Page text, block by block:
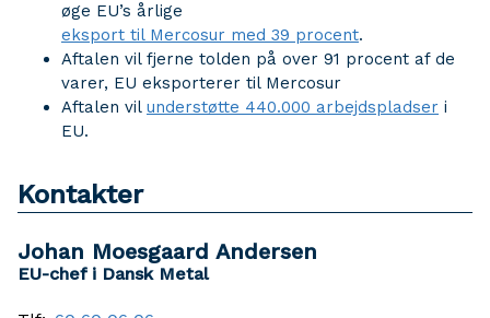
øge EU’s årlige
eksport til Mercosur med 39 procent.
Aftalen vil fjerne tolden på over 91 procent af de
varer, EU eksporterer til Mercosur
Aftalen vil understøtte 440.000 arbejdspladser i
EU.
Kontakter
Johan Moesgaard Andersen
EU-chef i Dansk Metal